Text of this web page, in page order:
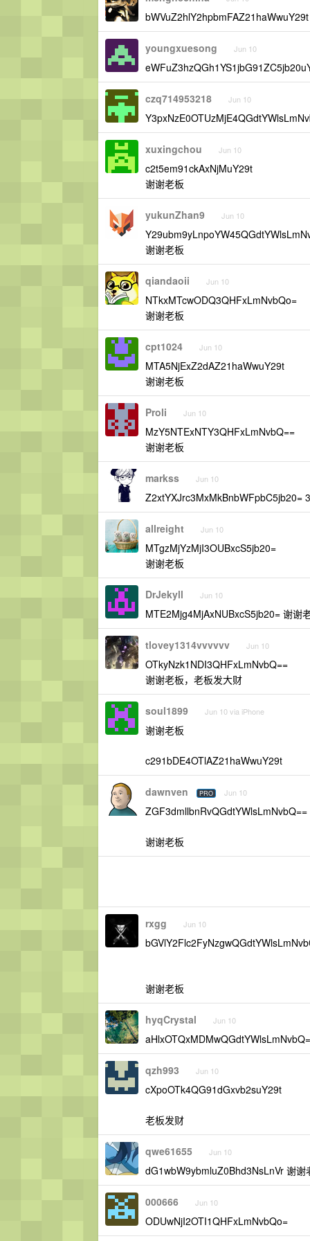
youngxuesong Jun 10
czq714953218 Jun 10
xuxingchou Jun 10
c2t5em91ckAxNjMuY29t
谢谢老板
yukunZhan9 Jun 10
谢谢老板
qiandaoii Jun 10
NTkxMTcwODQ3QHFxLmNvbQo=
谢谢老板
cpt1024 Jun 10
MTA5NjExZ2dAZ21haWwuY29t
谢谢老板
Proli Jun 10
MzY5NTExNTY3QHFxLmNvbQ==
谢谢老板
markss Jun 10
Z2xtYXJrc3MxMkBnbWFpbC5jb20=
allreight Jun 10
MTgzMjYzMjI3OUBxcS5jb20=
谢谢老板
DrJekyll Jun 10
MTE2Mjg4MjAxNUBxcS5jb20= 谢谢
tlovey1314vvvvvv Jun 10
OTkyNzk1NDI3QHFxLmNvbQ==
谢谢老板，老板发大财
soul1899 Jun 10 via iPhone
谢谢老板
c291bDE4OTlAZ21haWwuY29t
dawnven PRO Jun 10
ZGF3dmllbnRvQGdtYWlsLmNvbQ==
谢谢老板
rxgg Jun 10
谢谢老板
hyqCrystal Jun 10
qzh993 Jun 10
cXpoOTk4QG91dGxvb2suY29t
老板发财
qwe61655 Jun 10
dG1wbW9ybmluZ0Bhd3NsLnVr 谢谢
000666 Jun 10
ODUwNjI2OTI1QHFxLmNvbQo=